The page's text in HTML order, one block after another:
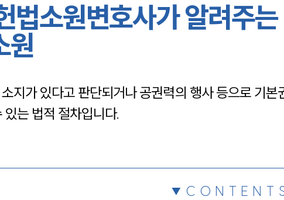
채용정보
법소원변호사가 알려주는
원
지가 있다고 판단되거나 공권력의 행사 등으로 기본
는 법적 절차입니다.